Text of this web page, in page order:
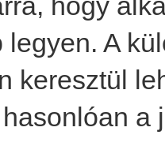
legyen. A
keresztül
a